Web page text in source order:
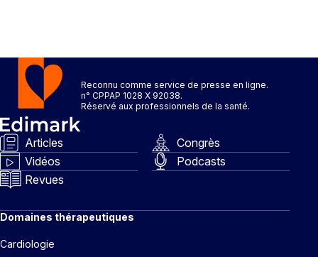
Reconnu comme service de presse en ligne.
n° CPPAP 1028 X 92038.
Réservé aux professionnels de la santé.
Articles
Congrès
Vidéos
Podcasts
Revues
Domaines thérapeutiques
Cardiologie